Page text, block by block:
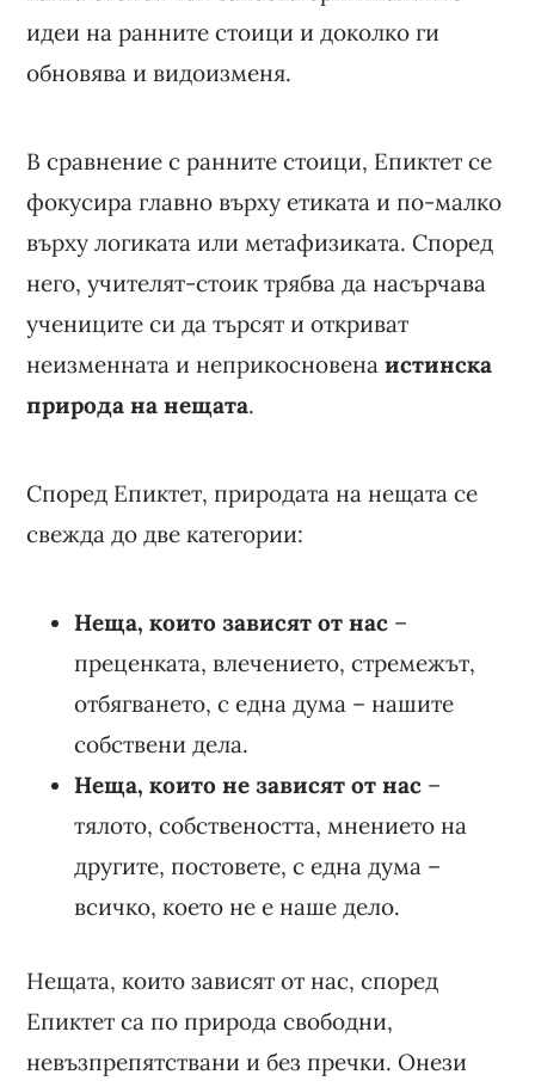
идеи на ранните стоици и доколко ги
обновява и видоизменя.
В сравнение с ранните стоици, Епиктет се
фокусира главно върху етиката и по-малко
върху логиката или метафизиката. Според
него, учителят-стоик трябва да насърчава
учениците си да търсят и откриват
неизменната и неприкосновенаистинска
природа на нещата.
Според Епиктет, природата на нещата се
свежда до две категории:
Неща, които зависят от нас –
преценката, влечението, стремежът,
отбягването, с една дума – нашите
собствени дела.
Неща, които не зависят от нас –
тялото, собствеността, мнението на
другите, постовете, с една дума –
всичко, което не е наше дело.
Нещата, които зависят от нас, според
Епиктет са по природа свободни,
невъзпрепятствани и без пречки. Онези